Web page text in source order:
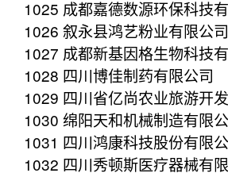
1025 成都嘉德数源环保科技
1026 叙永县鸿艺粉业有限公司
1027 成都新基因格生物科技
1028 四川博佳制药有限公司
1029 四川省亿尚农业旅游开
1030 绵阳天和机械制造有限
1031 四川鸿康科技股份有限
1032 四川秀顿斯医疗器械有